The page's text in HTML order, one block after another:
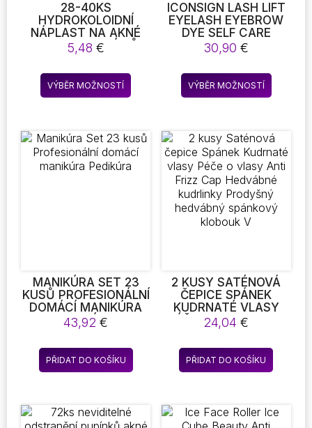
28-40KS
HYDROKOLOIDNÍ
NÁPLAST NA AKNÉ
OPRAVA PROBLÉMŮ S
PÉČÍ O PLEŤ ČIŠTĚNÍ
AKNÉ NEVIDITELNÝ
PRODYŠNÝ
VODOTĚSNÝ ČISTICÍ
5,48 €
VÝBĚR MOŽNOSTÍ
Tento
produkt
variant.
Možnosti
lze
ICONSIGN LASH LIFT
EYELASH EYEBROW
DYE SELF CARE
BEAUTY TINT KIT
LASHES PERM SET
BROW LAMINATION
MAKEUP TOOLS AT
HOME
30,90 €
VÝBĚR MOŽNOSTÍ
Tento
produkt
variant.
lze
vybrat
na
stránce
MANIKÚRA SET 23
KUSŮ PROFESIONÁLNÍ
DOMÁCÍ MANIKÚRA
PEDIKÚRA
43,92€
PŘIDAT DO KOŠÍKU
2 KUSY SATÉNOVÁ
ČEPICE SPÁNEK
KUDRNATÉ VLASY
PÉČE O VLASY ANTI
FRIZZ CAP HEDVÁBNÉ
KUDRLINKY
PRODYŠNÝ
HEDVÁBNÝ
24,04€
PŘIDAT DO KOŠÍKU